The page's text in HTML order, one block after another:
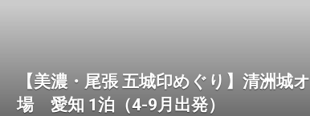
【美濃・尾張 五城印めぐり】清洲城
場 愛知 1泊（4-9月出発）